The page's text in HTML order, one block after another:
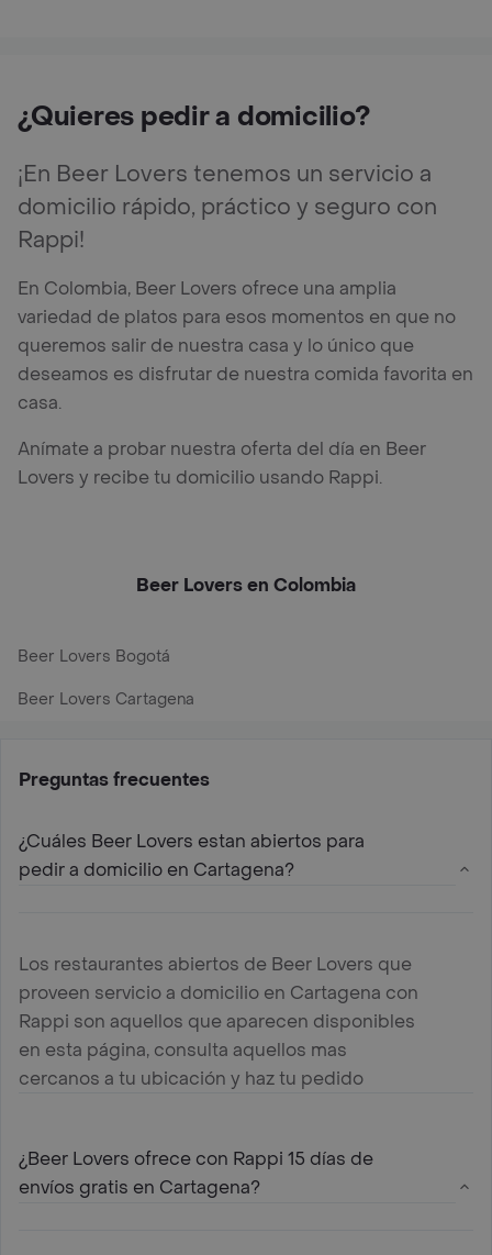
¿Quieres pedir a domicilio?
¡En Beer Lovers tenemos un servicio a
domicilio rápido, práctico y seguro con
Rappi!
En Colombia, Beer Lovers ofrece una amplia
variedad de platos para esos momentos en que no
queremos salir de nuestra casa y lo único que
deseamos es disfrutar de nuestra comida favorita en
casa.
Anímate a probar nuestra oferta del día en Beer
Lovers y recibe tu domicilio usando Rappi.
Beer Lovers en Colombia
Beer Lovers Bogotá
Beer Lovers Cartagena
Preguntas frecuentes
¿Cuáles Beer Lovers estan abiertos para
pedir a domicilio en Cartagena?
Los restaurantes abiertos de Beer Lovers que
proveen servicio a domicilio en Cartagena con
Rappi son aquellos que aparecen disponibles
en esta página, consulta aquellos mas
cercanos a tu ubicación y haz tu pedido
¿Beer Lovers ofrece con Rappi 15 días de
envíos gratis en Cartagena?